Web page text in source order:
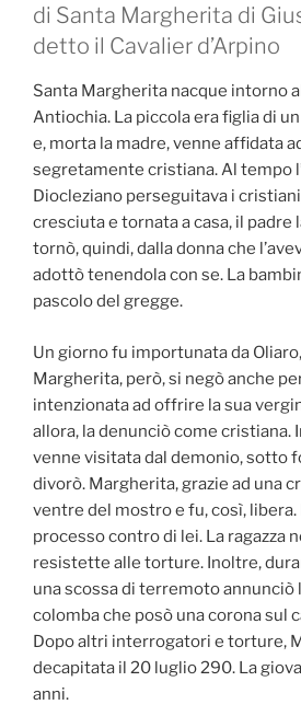
di Santa Margherita di
detto il Cavalier d’Arpino
Santa Margherita nacque intorno
Antiochia. La piccola era figlia di
e, morta la madre, venne affidata
segretamente cristiana. Al tempo
Diocleziano perseguitava i
cresciuta e tornata a casa, il padre
tornò, quindi, dalla donna che
adottò tenendola con se. La
pascolo del gregge.
Un giorno fu importunata da
Margherita, però, si negò anche
intenzionata ad offrire la sua
allora, la denunciò come cristiana.
venne visitata dal demonio, sotto
divorò. Margherita, grazie ad una
ventre del mostro e fu, così, libera.
processo contro di lei. La ragazza
resistette alle torture. Inoltre,
una scossa di terremoto annunciò
colomba che posò una corona sul
Dopo altri interrogatori e torture,
decapitata il 20 luglio 290. La
anni.